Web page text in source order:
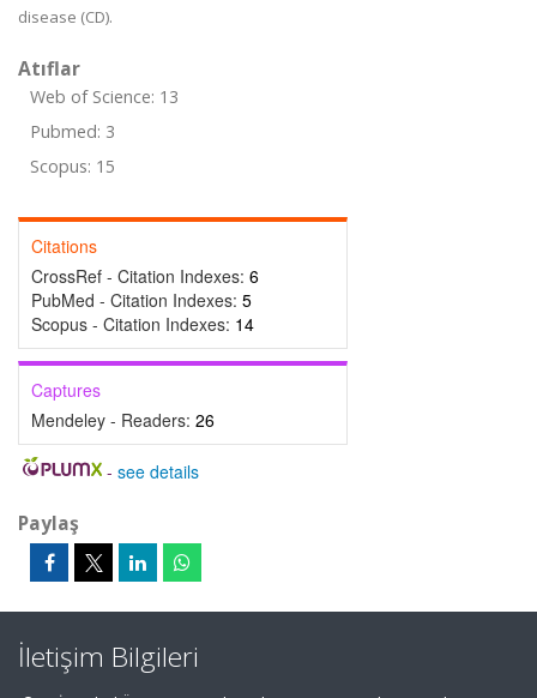
disease (CD).
Atıflar
Web of Science: 13
Pubmed: 3
Scopus: 15
Citations
CrossRef - Citation Indexes: 6
PubMed - Citation Indexes: 5
Scopus - Citation Indexes: 14
Captures
Mendeley - Readers: 26
- see details
Paylaş
İletişim Bilgileri